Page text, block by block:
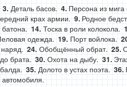
Деталь басов. Персона из
крах армии. Родное
Тоска в роли колокола.
одежда. Порт войлока.
Обобщённый обрат.
брата. Охота на дыбу.
Долото в устах поэта.